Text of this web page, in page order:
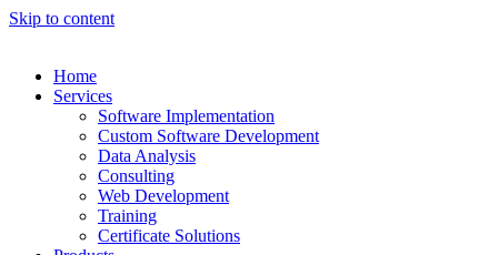
Skip to content
Home
Services
Software Implementation
Custom Software Development
Data Analysis
Consulting
Web Development
Training
Certificate Solutions